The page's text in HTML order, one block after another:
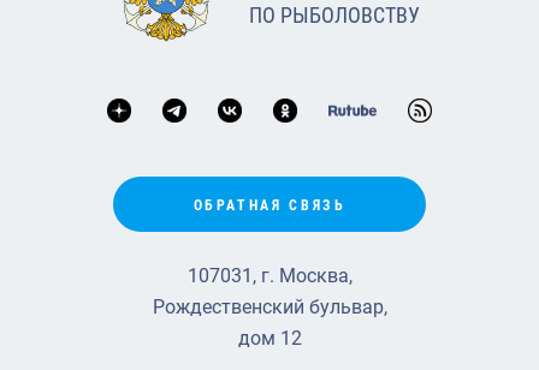
ПО РЫБОЛОВСТВУ
ОБРАТНАЯ СВЯЗЬ
107031, г. Москва,
Рождественский бульвар,
дом 12